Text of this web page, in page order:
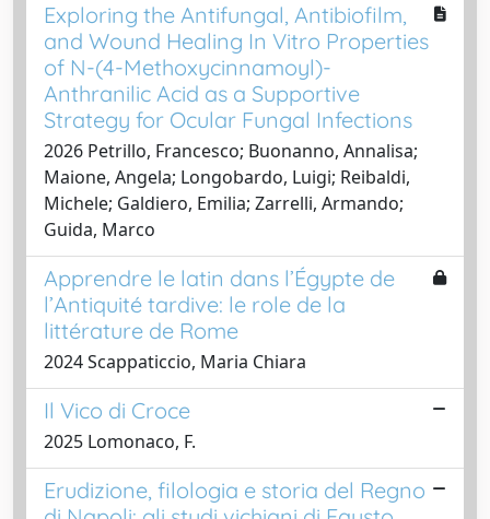
Exploring the Antifungal, Antibiofilm,
and Wound Healing In Vitro Properties
of N-(4-Methoxycinnamoyl)-
Anthranilic Acid as a Supportive
Strategy for Ocular Fungal Infections
2026 Petrillo, Francesco; Buonanno, Annalisa;
Maione, Angela; Longobardo, Luigi; Reibaldi,
Michele; Galdiero, Emilia; Zarrelli, Armando;
Guida, Marco
Apprendre le latin dans l’Égypte de
l’Antiquité tardive: le role de la
littérature de Rome
2024 Scappaticcio, Maria Chiara
Il Vico di Croce
2025 Lomonaco, F.
Erudizione, filologia e storia del Regno